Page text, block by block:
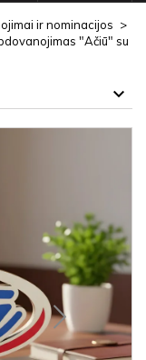
ir nominacijos
"Ačiū" su